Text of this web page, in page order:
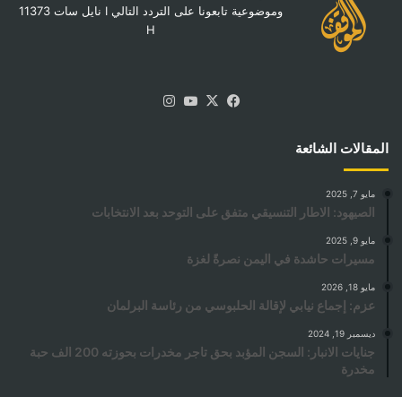
وموضوعية تابعونا على التردد التالي I نايل سات 11373
H
فيسبوك
‫X
‫YouTube
المقالات الشائعة
مايو 7, 2025
الصيهود: الاطار التنسيقي متفق على التوحد بعد الانتخابات
مايو 9, 2025
مسيرات حاشدة في اليمن نصرةً لغزة
مايو 18, 2026
عزم: إجماع نيابي لإقالة الحلبوسي من رئاسة البرلمان
ديسمبر 19, 2024
جنايات الانبار: السجن المؤبد بحق تاجر مخدرات بحوزته 200 الف حبة
مخدرة